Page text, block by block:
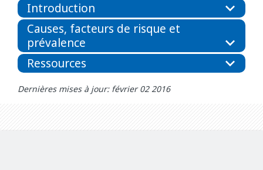
Introduction
Causes, facteurs de risque et
prévalence
Ressources
Dernières mises à jour: février 02 2016